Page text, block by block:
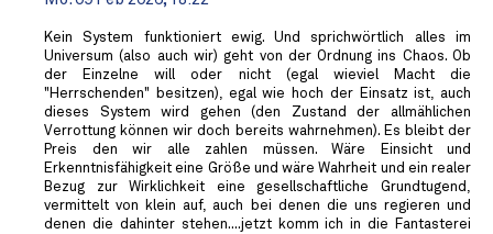
Kein System funktioniert ewig. Und sprichwörtlich alles im
Universum (also auch wir) geht von der Ordnung ins Chaos. Ob
der Einzelne will oder nicht (egal wieviel Macht die
"Herrschenden" besitzen), egal wie hoch der Einsatz ist, auch
dieses System wird gehen (den Zustand der allmählichen
Verrottung können wir doch bereits wahrnehmen). Es bleibt der
Preis den wir alle zahlen müssen. Wäre Einsicht und
Erkenntnisfähigkeit eine Größe und wäre Wahrheit und ein realer
Bezug zur Wirklichkeit eine gesellschaftliche Grundtugend,
vermittelt von klein auf, auch bei denen die uns regieren und
denen die dahinter stehen....jetzt komm ich in die Fantasterei